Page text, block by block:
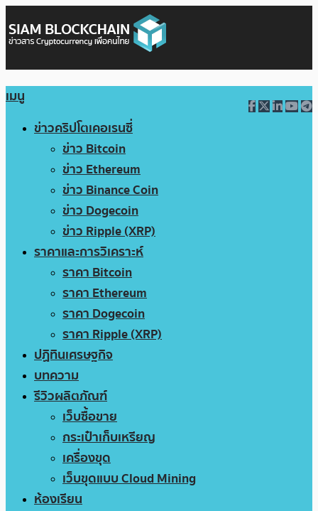
เมนู
ข่าวคริปโตเคอเรนซี่
ข่าว Bitcoin
ข่าว Ethereum
ข่าว Binance Coin
ข่าว Dogecoin
ข่าว Ripple (XRP)
ราคาและการวิเคราะห์
ราคา Bitcoin
ราคา Ethereum
ราคา Dogecoin
ราคา Ripple (XRP)
ปฏิทินเศรษฐกิจ
บทความ
รีวิวผลิตภัณฑ์
เว็บซื้อขาย
กระเป๋าเก็บเหรียญ
เครื่องขุด
เว็บขุดแบบ Cloud Mining
ห้องเรียน